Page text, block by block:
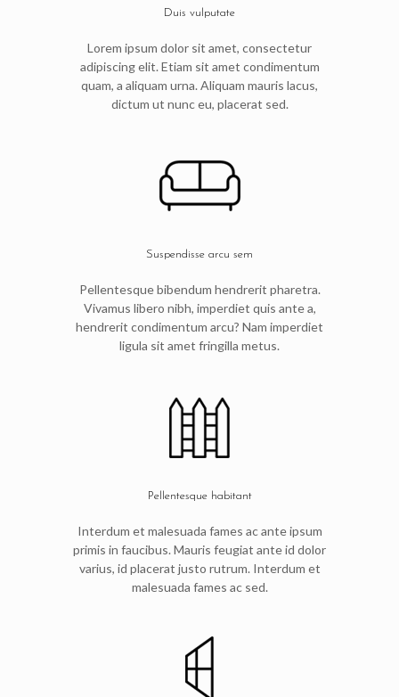
Duis vulputate
Lorem ipsum dolor sit amet, consectetur
adipiscing elit. Etiam sit amet condimentum
quam, a aliquam urna. Aliquam mauris lacus,
dictum ut nunc eu, placerat sed.
Suspendisse arcu sem
Pellentesque bibendum hendrerit pharetra.
Vivamus libero nibh, imperdiet quis ante a,
hendrerit condimentum arcu? Nam imperdiet
ligula sit amet fringilla metus.
Pellentesque habitant
Interdum et malesuada fames ac ante ipsum
primis in faucibus. Mauris feugiat ante id dolor
varius, id placerat justo rutrum. Interdum et
malesuada fames ac sed.